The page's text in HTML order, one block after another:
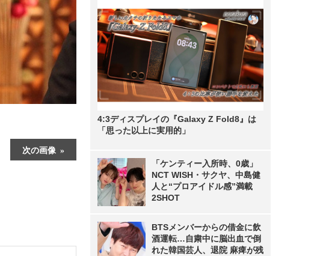
次の画像
4:3ディスプレイの『Galaxy Z Fold8』は
「思った以上に実用的」
「ケンティー入所時、0歳」
NCT WISH・サクヤ、中島健
人と“プロアイドル感”満載
2SHOT
BTSメンバーからの借金に飲
酒運転…自粛中に脳出血で倒
れた韓国芸人、退院 麻痺が残